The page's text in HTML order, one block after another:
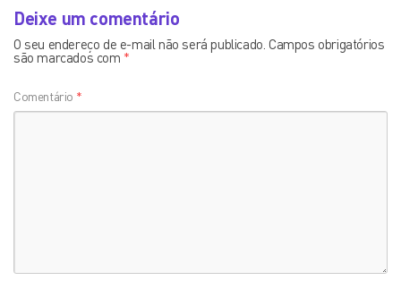
Deixe um comentário
O seu endereço de e-mail não será publicado. Campos obrigatórios
são marcados com *
Comentário *